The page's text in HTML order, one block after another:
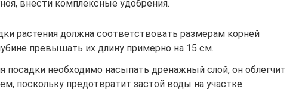
внести комплексные удобрения.
растения должна соответствовать размерам корней
превышать их длину примерно на 15 см.
посадки необходимо насыпать дренажный слой, он облегчит
поскольку предотвратит застой воды на участке.